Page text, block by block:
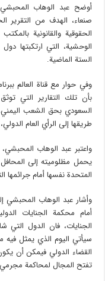
أوضح عبد الوهاب
صنعاء، الهدف من التقرير
الحقوقية والقانونية
الوحشية، التي ارتكبتها
الستة الماضية.
وفي حوار مع قناة العالم
بأن تلك التقارير التي
السعودي بحق الشعب
طريقها إلى الرأي العام
واعتبر عبد الوهاب
يحمل مظلوميته إلى المحافل
المتحدة نفسها أمام جرائمها
وأشار عبد الوهاب المحبشي
أمام محكمة الجنايات
الجنايات، فان الدول التي
سيأتي اليوم الذي يمثل فيه
القضاء الدولي فيمكن أن
تفتح المجال لمحاكمة